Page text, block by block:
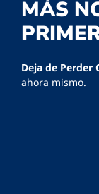
MÁS
Deja de Perder
ahora mismo.